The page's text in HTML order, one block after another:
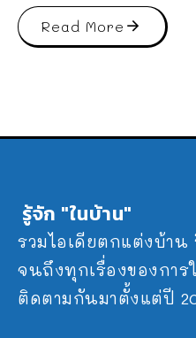
Read More
รู้จัก "ในบ้าน"
รวมไอเดียตกแต่งบ้าน
จนถึงทุกเรื่องของกา
ติดตามกันมาตั้งแต่ปี